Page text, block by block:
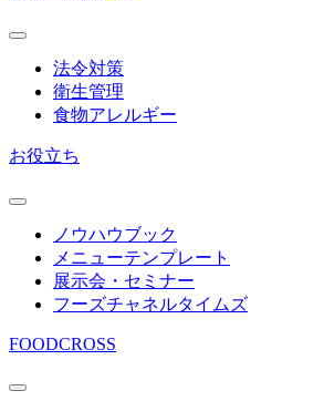
法令対策
衛生管理
食物アレルギー
お役立ち
ノウハウブック
メニューテンプレート
展示会・セミナー
フーズチャネルタイムズ
FOODCROSS